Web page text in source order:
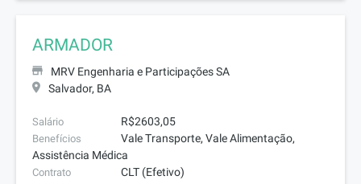
ARMADOR
MRV Engenharia e Participações SA
Salvador, BA
Salário R$2603,05
Benefícios
Vale Transporte, Vale Alimentação,
Assistência Médica
Contrato CLT (Efetivo)